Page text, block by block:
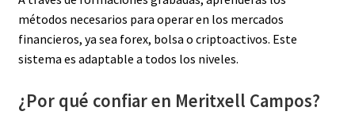
métodos necesarios para operar en los mercados
financieros, ya sea forex, bolsa o criptoactivos. Este
sistema es adaptable a todos los niveles.
¿Por qué confiar en Meritxell Campos?